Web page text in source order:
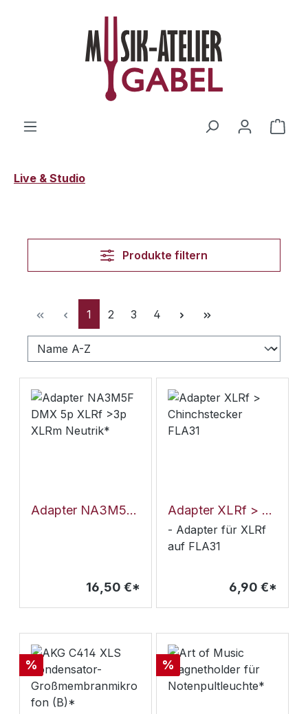
Zum Hauptinhalt springen
Live & Studio
Produkte filtern
Seite
1 Seite
2 Seite
3 Seite
4
Adapter NA3M5F DMX 5p XLRf >3p XLRm Neutrik*
16,50 €*
Adapter XLRf > Chinchstecker FLA31
- Adapter für XLRf
auf FLA31
6,90 €*
Rabatt
% Rabatt
%